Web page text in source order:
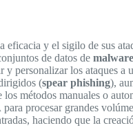
eficacia y el sigilo de sus
de datos de malware
y personalizar los ataques a
(spear phishing),
métodos manuales o
para procesar grandes
haciendo que la